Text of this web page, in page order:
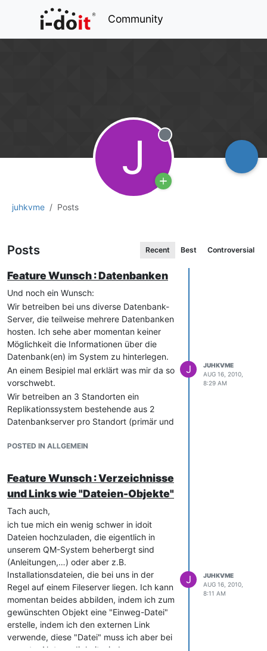
Community
juhkvme Posts
J Offline
Posts Recent Best Controversial
Feature Wunsch : Datenbanken
Und noch ein Wunsch:
Wir betreiben bei uns diverse Datenbank-
Server, die teilweise mehrere Datenbanken
hosten. Ich sehe aber momentan keiner
Möglichkeit die Informationen über die
Datenbank(en) im System zu hinterlegen.
An einem Besipiel mal erklärt was mir da so
vorschwebt.
Wir betreiben an 3 Standorten ein
Replikationssystem bestehende aus 2
Datenbankserver pro Standort (primär und
alle über einen "Masterserver" sternförmig
entsprechenden Dienst "Sybase SQL 10
Datenbankserver" EINMAL angelegt und
den 7 Servern zugewiesen. Jeder DB-
Server hat aber unterschiedliche
Spezifikationen, wie z.B. "DB-Servername,
Name der DB,…" die ich gerne - ähnlich
der Einstellungen einer ODBC-Verbindung -
im System hinterlegen würde.
Diese Datenbank-Informationen könnte
man in meinen Augen gut als Kategorie in
den Diensten anlegen, ähnlich den
Schnittstellen bei anderen Objekten. So
hätte man über den Dienst direkt alle mit
dieser Software laufenden Datenbanken
im Blick und könnte bei der Zuweisung
POSTED IN ALLGEMEIN
J
JUHKVME
AUG 16, 2010,
8:29 AM
Feature Wunsch : Verzeichnisse
und Links wie "Dateien-Objekte"
Tach auch,
ich tue mich ein wenig schwer in idoit
Dateien hochzuladen, die eigentlich in
unserem QM-System beherbergt sind
(Anleitungen,…) oder aber z.B.
Installationsdateien, die bei uns in der
Regel auf einem Fileserver liegen. Ich kann
momentan beides abbilden, indem ich zum
gewünschten Objekt eine "Einweg-Datei"
erstelle, indem ich den externen Link
verwende, diese "Datei" muss ich aber bei
J
JUHKVME
AUG 16, 2010,
8:11 AM